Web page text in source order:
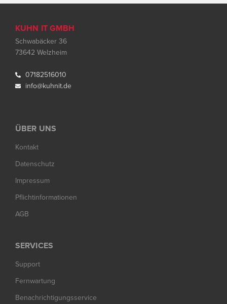
KUHN IT GMBH
Schwabäcker 36
73642 Welzheim
 07182516010
 info@kuhnit.de
ÜBER UNS
Kontakt
Datenschutz
Impressum
Pflichtinformationen
AGB
SERVICES
Support
Fernwartung
Benachrichtigungsservice